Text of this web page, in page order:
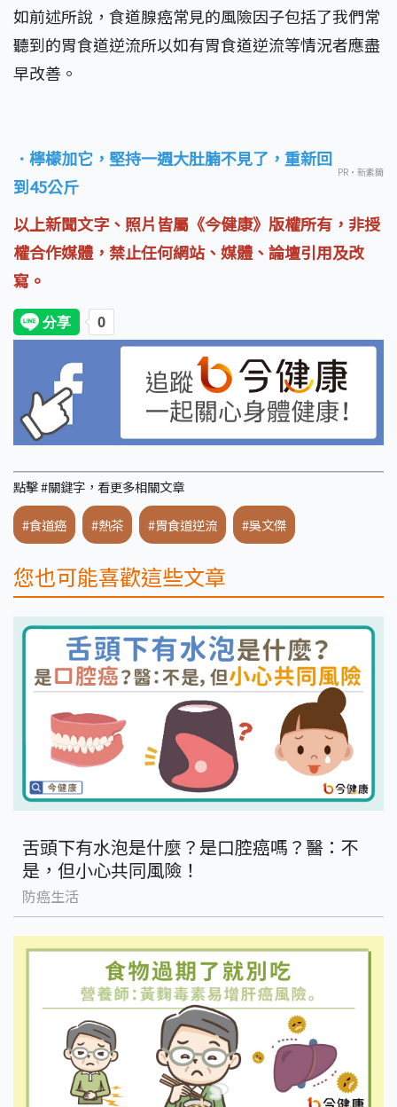
如前述所說，食道腺癌常見的風險因子包括了我們常
聽到的胃食道逆流所以如有胃食道逆流等情況者應盡
早改善。
．檸檬加它，堅持一週大肚腩不見了，重新回
到45公斤
PR・新素簡
以上新聞文字、照片皆屬《今健康》版權所有，非授
權合作媒體，禁止任何網站、媒體、論壇引用及改
寫。
點擊 #關鍵字，看更多相關文章
#食道癌 #熱茶 #胃食道逆流 #吳文傑
您也可能喜歡這些文章
舌頭下有水泡是什麼？是口腔癌嗎？醫：不
是，但小心共同風險！
防癌生活